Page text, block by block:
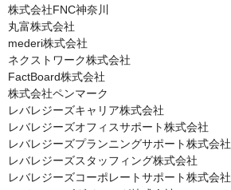
株式会社FNC神奈川
丸富株式会社
mederi株式会社
ネクストワーク株式会社
FactBoard株式会社
株式会社ペンマーク
レバレジーズキャリア株式会社
レバレジーズオフィスサポート株式会社
レバレジーズプランニングサポート株式会社
レバレジーズスタッフィング株式会社
レバレジーズコーポレートサポート株式会社